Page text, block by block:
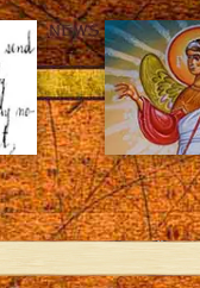
NEWS